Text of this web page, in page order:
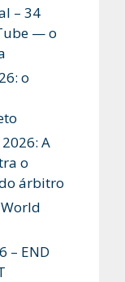
– 34
— o
o
A
o
árbitro
– END